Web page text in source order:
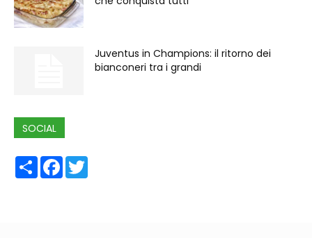
Juventus in Champions: il ritorno dei
bianconeri tra i grandi
SOCIAL
ShareFacebook